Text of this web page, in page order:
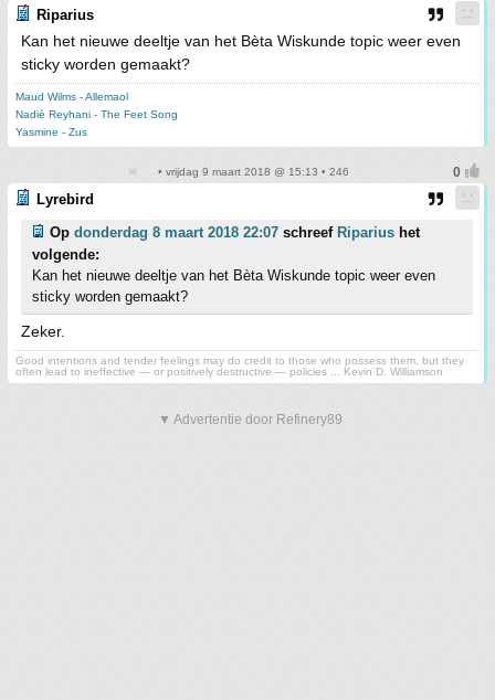
Riparius
Kan het nieuwe deeltje van het Bèta Wiskunde topic weer even
sticky worden gemaakt?
Maud Wilms - Allemaol
Nadiè Reyhani - The Feet Song
Yasmine - Zus
• vrijdag 9 maart 2018 @ 15:13 • 246
Lyrebird
Op donderdag 8 maart 2018 22:07 schreef Riparius het
volgende:
Kan het nieuwe deeltje van het Bèta Wiskunde topic weer even
sticky worden gemaakt?
Zeker.
Good intentions and tender feelings may do credit to those who possess them, but they
often lead to ineffective — or positively destructive — policies ... Kevin D. Williamson
▼ Advertentie door Refinery89